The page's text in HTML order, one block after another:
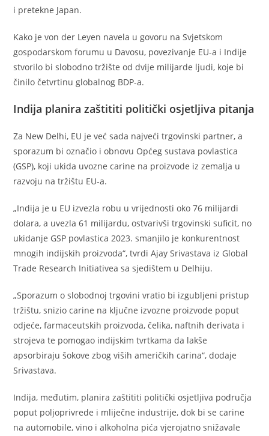
i pretekne Japan.
Kako je von der Leyen navela u govoru na Svjetskom
gospodarskom forumu u Davosu, povezivanje EU-a i Indije
stvorilo bi slobodno tržište od dvije milijarde ljudi, koje bi
činilo četvrtinu globalnog BDP-a.
Indija planira zaštititi politički osjetljiva pitanja
Za New Delhi, EU je već sada najveći trgovinski partner, a
sporazum bi označio i obnovu Općeg sustava povlastica
(GSP), koji ukida uvozne carine na proizvode iz zemalja u
razvoju na tržištu EU-a.
„Indija je u EU izvezla robu u vrijednosti oko 76 milijardi
dolara, a uvezla 61 milijardu, ostvarivši trgovinski suficit, no
ukidanje GSP povlastica 2023. smanjilo je konkurentnost
mnogih indijskih proizvoda“, tvrdi Ajay Srivastava iz Global
Trade Research Initiativea sa sjedištem u Delhiju.
„Sporazum o slobodnoj trgovini vratio bi izgubljeni pristup
tržištu, snizio carine na ključne izvozne proizvode poput
odjeće, farmaceutskih proizvoda, čelika, naftnih derivata i
strojeva te pomogao indijskim tvrtkama da lakše
apsorbiraju šokove zbog viših američkih carina“, dodaje
Srivastava.
Indija, međutim, planira zaštititi politički osjetljiva područja
poput poljoprivrede i mliječne industrije, dok bi se carine
na automobile, vino i alkoholna pića vjerojatno snižavale